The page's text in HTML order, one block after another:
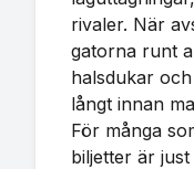
rivaler. När
gatorna runt
halsdukar
långt innan
För många
biljetter är